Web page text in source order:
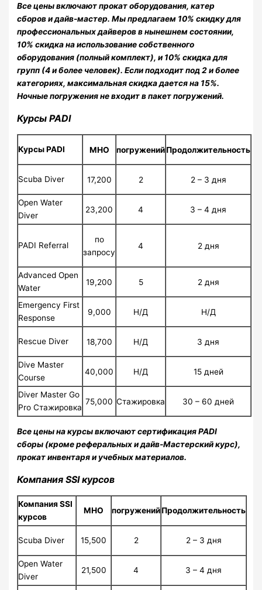
Все цены включают прокат оборудования, катер
сборов и дайв-мастер. Мы предлагаем 10% скидку для
профессиональных дайверов в нынешнем состоянии,
10% скидка на использование собственного
оборудования (полный комплект), и 10% скидка для
групп (4 и более человек). Если подходит под 2 и более
категориях, максимальная скидка дается на 15%.
Ночные погружения не входит в пакет погружений.
Курсы PADI
Курсы PADI МНО погруженийПродолжительность
Scuba Diver 17,200 2 2 – 3 дня
Open Water
Diver
23,200 4 3 – 4 дня
PADI Referral
по
запросу
4 2 дня
Advanced Open
Water
19,200 5 2 дня
Emergency First
Response
9,000 Н/Д Н/Д
Rescue Diver 18,700 Н/Д 3 дня
Dive Master
Course
40,000 Н/Д 15 дней
Diver Master Go
Pro Стажировка
75,000 Стажировка 30 – 60 дней
Все цены на курсы включают сертификация PADI
сборы (кроме реферальных и дайв-Мастерский курс),
прокат инвентаря и учебных материалов.
Компания SSI курсов
Компания SSI
курсов
МНО погруженийПродолжительность
Scuba Diver 15,500 2 2 – 3 дня
Open Water
Diver
21,500 4 3 – 4 дня